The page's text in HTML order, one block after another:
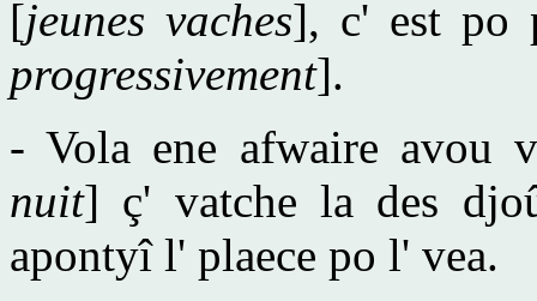
[jeunes vaches], c' est po
progressivement].
- Vola ene afwaire avou
nuit] ç' vatche la des
apontyî l' plaece po l' vea.